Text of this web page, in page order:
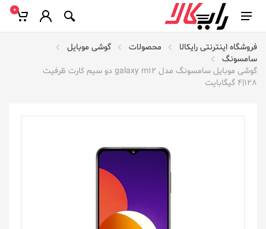
0
فروشگاه اینترنتی رایکالا محصولات
گوشی موبایل
سامسونگ
گوشی موبایل سامسونگ مدل galaxy m12 دو سیم کارت ظرفیت
128|4 گیگابایت